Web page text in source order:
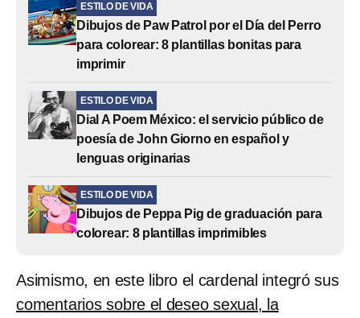
ESTILO DE VIDA
Dibujos de Paw Patrol por el Día del Perro
para colorear: 8 plantillas bonitas para
imprimir
ESTILO DE VIDA
Dial A Poem México: el servicio público de
poesía de John Giorno en español y
lenguas originarias
ESTILO DE VIDA
Dibujos de Peppa Pig de graduación para
colorear: 8 plantillas imprimibles
Asimismo, en este libro el cardenal integró sus
comentarios sobre el deseo sexual, la